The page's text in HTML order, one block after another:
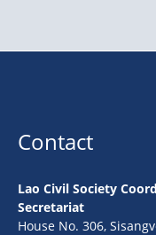
Contact
Lao Civil Society
Secretariat
House No. 306,